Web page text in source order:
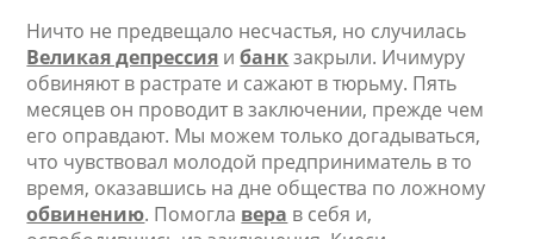
Ничто не предвещало несчастья, но случилась
Великая депрессия ибанкзакрыли. Ичимуру
обвиняют в растрате и сажают в тюрьму. Пять
месяцев он проводит в заключении, прежде чем
его оправдают. Мы можем только догадываться,
что чувствовал молодой предприниматель в то
время, оказавшись на дне общества по ложному
обвинению. Помогла вера в себя и,